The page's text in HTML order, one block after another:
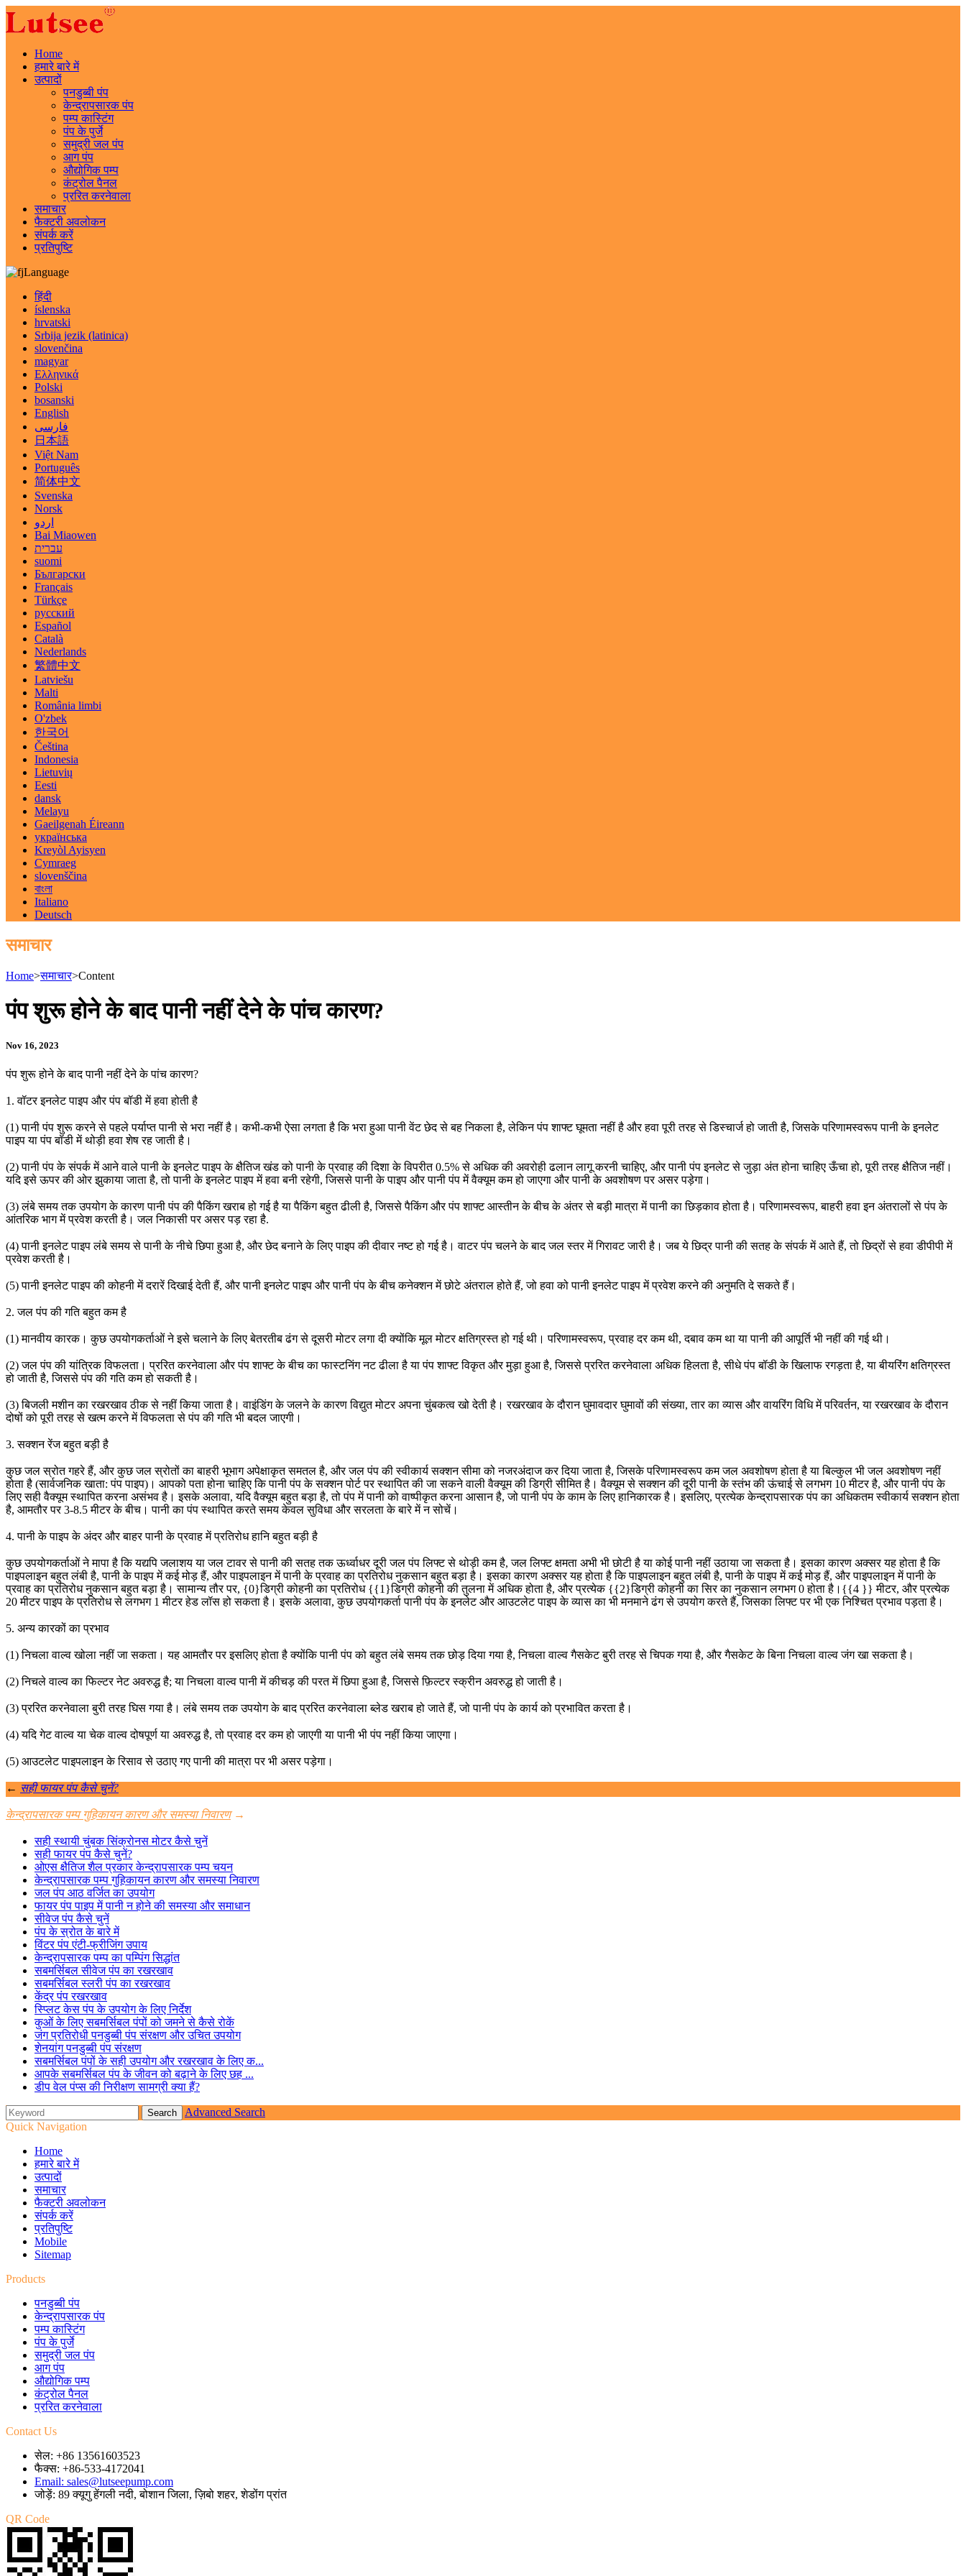
Home
हमारे बारे में
उत्पादों
पनडुब्बी पंप
केन्द्रापसारक पंप
पम्प कास्टिंग
पंप के पुर्जे
समुद्री जल पंप
आग पंप
औद्योगिक पम्प
कंट्रोल पैनल
प्ररित करनेवाला
समाचार
फैक्टरी अवलोकन
संपर्क करें
प्रतिपुष्टि
Language
हिंदी
íslenska
hrvatski
Srbija jezik (latinica)
slovenčina
magyar
Ελληνικά
Polski
bosanski
English
فارسی
日本語
Việt Nam
Português
简体中文
Svenska
Norsk
اردو
Bai Miaowen
עברית
suomi
Български
Français
Türkçe
русский
Español
Català
Nederlands
繁體中文
Latviešu
Malti
România limbi
O'zbek
한국어
Čeština
Indonesia
Lietuvių
Eesti
dansk
Melayu
Gaeilgenah Éireann
українська
Kreyòl Ayisyen
Cymraeg
slovenščina
বাংলা
Italiano
Deutsch
समाचार
Home>समाचार>Content
पंप शुरू होने के बाद पानी नहीं देने के पांच कारण?
Nov 16, 2023
पंप शुरू होने के बाद पानी नहीं देने के पांच कारण?
1. वॉटर इनलेट पाइप और पंप बॉडी में हवा होती है
(1) पानी पंप शुरू करने से पहले पर्याप्त पानी से भरा नहीं है। कभी-कभी ऐसा लगता है कि भरा हुआ पानी वेंट छेद से बह निकला है, लेकिन पंप शाफ्ट घूमता नहीं है और हवा पूरी तरह से डिस्चार्ज हो जाती है, जिसके परिणामस्वरूप पानी के इनलेट
पाइप या पंप बॉडी में थोड़ी हवा शेष रह जाती है।
(2) पानी पंप के संपर्क में आने वाले पानी के इनलेट पाइप के क्षैतिज खंड को पानी के प्रवाह की दिशा के विपरीत 0.5% से अधिक की अवरोही ढलान लागू करनी चाहिए, और पानी पंप इनलेट से जुड़ा अंत होना चाहिए ऊँचा हो, पूरी तरह क्षैतिज नहीं।
यदि इसे ऊपर की ओर झुकाया जाता है, तो पानी के इनलेट पाइप में हवा बनी रहेगी, जिससे पानी के पाइप और पानी पंप में वैक्यूम कम हो जाएगा और पानी के अवशोषण पर असर पड़ेगा।
(3) लंबे समय तक उपयोग के कारण पानी पंप की पैकिंग खराब हो गई है या पैकिंग बहुत ढीली है, जिससे पैकिंग और पंप शाफ्ट आस्तीन के बीच के अंतर से बड़ी मात्रा में पानी का छिड़काव होता है। परिणामस्वरूप, बाहरी हवा इन अंतरालों से पंप के
आंतरिक भाग में प्रवेश करती है। जल निकासी पर असर पड़ रहा है.
(4) पानी इनलेट पाइप लंबे समय से पानी के नीचे छिपा हुआ है, और छेद बनाने के लिए पाइप की दीवार नष्ट हो गई है। वाटर पंप चलने के बाद जल स्तर में गिरावट जारी है। जब ये छिद्र पानी की सतह के संपर्क में आते हैं, तो छिद्रों से हवा डीपीपी में
प्रवेश करती है।
(5) पानी इनलेट पाइप की कोहनी में दरारें दिखाई देती हैं, और पानी इनलेट पाइप और पानी पंप के बीच कनेक्शन में छोटे अंतराल होते हैं, जो हवा को पानी इनलेट पाइप में प्रवेश करने की अनुमति दे सकते हैं।
2. जल पंप की गति बहुत कम है
(1) मानवीय कारक। कुछ उपयोगकर्ताओं ने इसे चलाने के लिए बेतरतीब ढंग से दूसरी मोटर लगा दी क्योंकि मूल मोटर क्षतिग्रस्त हो गई थी। परिणामस्वरूप, प्रवाह दर कम थी, दबाव कम था या पानी की आपूर्ति भी नहीं की गई थी।
(2) जल पंप की यांत्रिक विफलता। प्ररित करनेवाला और पंप शाफ्ट के बीच का फास्टनिंग नट ढीला है या पंप शाफ्ट विकृत और मुड़ा हुआ है, जिससे प्ररित करनेवाला अधिक हिलता है, सीधे पंप बॉडी के खिलाफ रगड़ता है, या बीयरिंग क्षतिग्रस्त
हो जाती है, जिससे पंप की गति कम हो सकती है।
(3) बिजली मशीन का रखरखाव ठीक से नहीं किया जाता है। वाइंडिंग के जलने के कारण विद्युत मोटर अपना चुंबकत्व खो देती है। रखरखाव के दौरान घुमावदार घुमावों की संख्या, तार का व्यास और वायरिंग विधि में परिवर्तन, या रखरखाव के दौरान
दोषों को पूरी तरह से खत्म करने में विफलता से पंप की गति भी बदल जाएगी।
3. सक्शन रेंज बहुत बड़ी है
कुछ जल स्रोत गहरे हैं, और कुछ जल स्रोतों का बाहरी भूभाग अपेक्षाकृत समतल है, और जल पंप की स्वीकार्य सक्शन सीमा को नजरअंदाज कर दिया जाता है, जिसके परिणामस्वरूप कम जल अवशोषण होता है या बिल्कुल भी जल अवशोषण नहीं
होता है (सार्वजनिक खाता: पंप पाइप)। आपको पता होना चाहिए कि पानी पंप के सक्शन पोर्ट पर स्थापित की जा सकने वाली वैक्यूम की डिग्री सीमित है। वैक्यूम से सक्शन की दूरी पानी के स्तंभ की ऊंचाई से लगभग 10 मीटर है, और पानी पंप के
लिए सही वैक्यूम स्थापित करना असंभव है। इसके अलावा, यदि वैक्यूम बहुत बड़ा है, तो पंप में पानी को वाष्पीकृत करना आसान है, जो पानी पंप के काम के लिए हानिकारक है। इसलिए, प्रत्येक केन्द्रापसारक पंप का अधिकतम स्वीकार्य सक्शन होता
है, आमतौर पर 3-8.5 मीटर के बीच। पानी का पंप स्थापित करते समय केवल सुविधा और सरलता के बारे में न सोचें।
4. पानी के पाइप के अंदर और बाहर पानी के प्रवाह में प्रतिरोध हानि बहुत बड़ी है
कुछ उपयोगकर्ताओं ने मापा है कि यद्यपि जलाशय या जल टावर से पानी की सतह तक ऊर्ध्वाधर दूरी जल पंप लिफ्ट से थोड़ी कम है, जल लिफ्ट क्षमता अभी भी छोटी है या कोई पानी नहीं उठाया जा सकता है। इसका कारण अक्सर यह होता है कि
पाइपलाइन बहुत लंबी है, पानी के पाइप में कई मोड़ हैं, और पाइपलाइन में पानी के प्रवाह का प्रतिरोध नुकसान बहुत बड़ा है। इसका कारण अक्सर यह होता है कि पाइपलाइन बहुत लंबी है, पानी के पाइप में कई मोड़ हैं, और पाइपलाइन में पानी के
प्रवाह का प्रतिरोध नुकसान बहुत बड़ा है। सामान्य तौर पर, {0}डिग्री कोहनी का प्रतिरोध {{1}डिग्री कोहनी की तुलना में अधिक होता है, और प्रत्येक {{2}डिग्री कोहनी का सिर का नुकसान लगभग 0 होता है।{{4 }} मीटर, और प्रत्येक
20 मीटर पाइप के प्रतिरोध से लगभग 1 मीटर हेड लॉस हो सकता है। इसके अलावा, कुछ उपयोगकर्ता पानी पंप के इनलेट और आउटलेट पाइप के व्यास का भी मनमाने ढंग से उपयोग करते हैं, जिसका लिफ्ट पर भी एक निश्चित प्रभाव पड़ता है।
5. अन्य कारकों का प्रभाव
(1) निचला वाल्व खोला नहीं जा सकता। यह आमतौर पर इसलिए होता है क्योंकि पानी पंप को बहुत लंबे समय तक छोड़ दिया गया है, निचला वाल्व गैसकेट बुरी तरह से चिपक गया है, और गैसकेट के बिना निचला वाल्व जंग खा सकता है।
(2) निचले वाल्व का फिल्टर नेट अवरुद्ध है; या निचला वाल्व पानी में कीचड़ की परत में छिपा हुआ है, जिससे फ़िल्टर स्क्रीन अवरुद्ध हो जाती है।
(3) प्ररित करनेवाला बुरी तरह घिस गया है। लंबे समय तक उपयोग के बाद प्ररित करनेवाला ब्लेड खराब हो जाते हैं, जो पानी पंप के कार्य को प्रभावित करता है।
(4) यदि गेट वाल्व या चेक वाल्व दोषपूर्ण या अवरुद्ध है, तो प्रवाह दर कम हो जाएगी या पानी भी पंप नहीं किया जाएगा।
(5) आउटलेट पाइपलाइन के रिसाव से उठाए गए पानी की मात्रा पर भी असर पड़ेगा।
← सही फायर पंप कैसे चुनें?
केन्द्रापसारक पम्प गुहिकायन कारण और समस्या निवारण →
सही स्थायी चुंबक सिंक्रोनस मोटर कैसे चुनें
सही फायर पंप कैसे चुनें?
ओएस क्षैतिज शैल प्रकार केन्द्रापसारक पम्प चयन
केन्द्रापसारक पम्प गुहिकायन कारण और समस्या निवारण
जल पंप आठ वर्जित का उपयोग
फायर पंप पाइप में पानी न होने की समस्या और समाधान
सीवेज पंप कैसे चुनें
पंप के स्रोत के बारे में
विंटर पंप एंटी-फ्रीजिंग उपाय
केन्द्रापसारक पम्प का पम्पिंग सिद्धांत
सबमर्सिबल सीवेज पंप का रखरखाव
सबमर्सिबल स्लरी पंप का रखरखाव
केंद्र पंप रखरखाव
स्प्लिट केस पंप के उपयोग के लिए निर्देश
कुओं के लिए सबमर्सिबल पंपों को जमने से कैसे रोकें
जंग प्रतिरोधी पनडुब्बी पंप संरक्षण और उचित उपयोग
शेनयांग पनडुब्बी पंप संरक्षण
सबमर्सिबल पंपों के सही उपयोग और रखरखाव के लिए क...
आपके सबमर्सिबल पंप के जीवन को बढ़ाने के लिए छह ...
डीप वेल पंप्स की निरीक्षण सामग्री क्या हैं?
Advanced Search
Quick Navigation
Home
हमारे बारे में
उत्पादों
समाचार
फैक्टरी अवलोकन
संपर्क करें
प्रतिपुष्टि
Mobile
Sitemap
Products
पनडुब्बी पंप
केन्द्रापसारक पंप
पम्प कास्टिंग
पंप के पुर्जे
समुद्री जल पंप
आग पंप
औद्योगिक पम्प
कंट्रोल पैनल
प्ररित करनेवाला
Contact Us
सेल: +86 13561603523
फैक्स: +86-533-4172041
Email: sales@lutseepump.com
जोड़ें: 89 क्यूगु हेंगली नदी, बोशान जिला, ज़िबो शहर, शेडोंग प्रांत
QR Code